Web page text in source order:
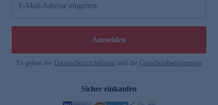
E-Mail-Adresse eingeben
Anmelden
Es gelten die Datenschutzrichtlinien und die Gutscheinbedingungen
Sicher einkaufen